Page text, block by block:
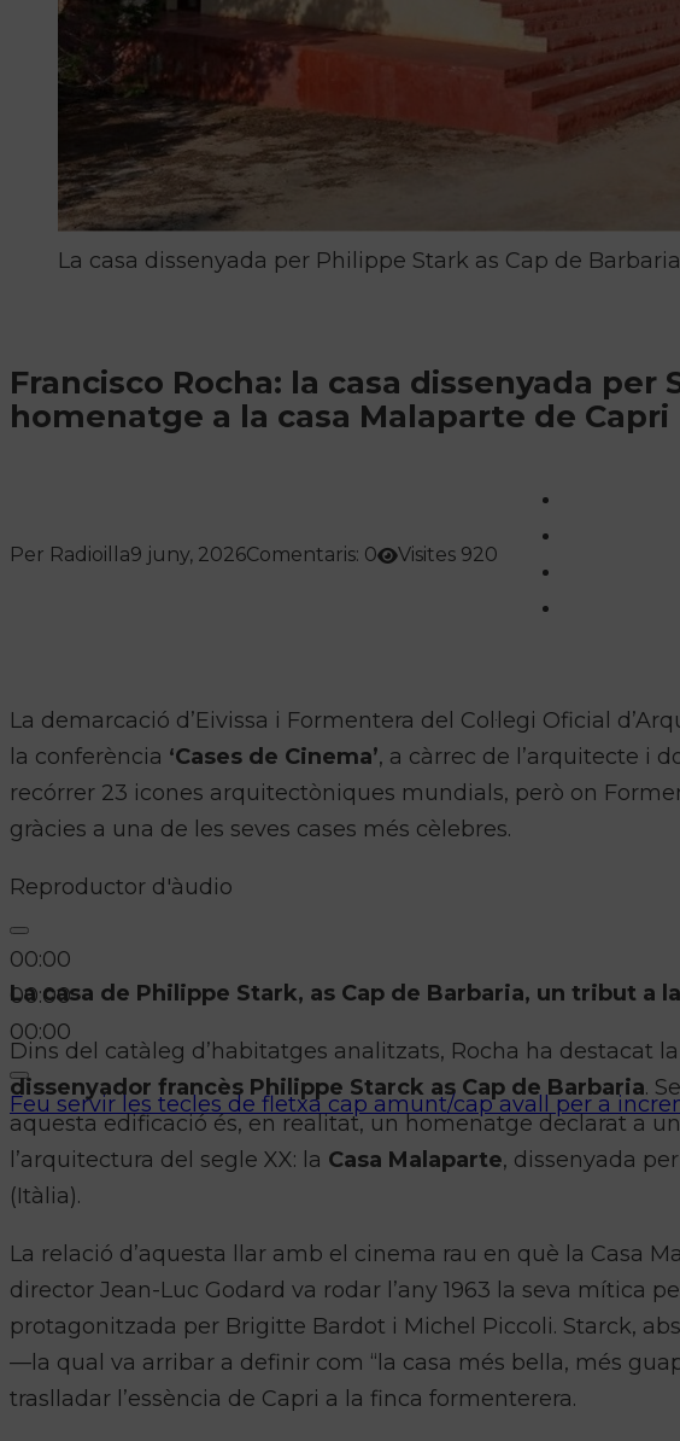
La casa dissenyada per Philippe Stark as Cap de
Francisco Rocha: la casa dissenyada per
homenatge a la casa Malaparte de Capri
Per Radioilla9 juny, 2026Comentaris: 0 Visites 920
La demarcació d’Eivissa i Formentera del Col·legi Oficial
la conferència ‘Cases de Cinema’, a càrrec de l’arquitecte i
recórrer 23 icones arquitectòniques mundials, però on
gràcies a una de les seves cases més cèlebres.
Reproductor d'àudio
00:00
00:00
00:00
Feu servir les tecles de fletxa cap amunt/cap avall per a
La casa de Philippe Stark, as Cap de Barbaria, un tribut a
Dins del catàleg d’habitatges analitzats, Rocha ha destacat
dissenyador francès Philippe Starck as Cap de Barbaria.
aquesta edificació és, en realitat, un homenatge declarat a
l’arquitectura del segle XX: la Casa Malaparte, dissenyada
(Itàlia).
La relació d’aquesta llar amb el cinema rau en què la Casa
director Jean-Luc Godard va rodar l’any 1963 la seva mítica
protagonitzada per Brigitte Bardot i Michel Piccoli. Starck,
—la qual va arribar a definir com “la casa més bella, més
traslladar l’essència de Capri a la finca formenterera.